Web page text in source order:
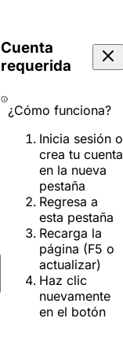
Cuenta
requerida
¿Cómo funciona?
Inicia sesión o
crea tu cuenta
en la nueva
pestaña
Regresa a
esta pestaña
Recarga la
página (F5 o
actualizar)
Haz clic
nuevamente
en el botón